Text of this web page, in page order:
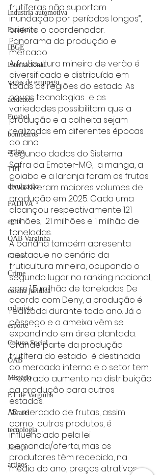
Industria automotiva
Estatística
IBGE
Internacional
vagas de emprego
acidentes
Futebol
bombeiros
artigo
TRT
divulgação
FADIVA
agro
OAB Varginha
Clima
Crime
coluna juridica
colunista
esporte
Coluna Social
OAB
Mistério
ET de Varginha
Abrasel
tecnologia
Justiça
artigos
frutíferas não suportam
inundação por períodos longos”,
orienta o coordenador.
Panorama da produção e
mercado
A fruticultura mineira de verão é
diversificada e distribuída em
todas as regiões do estado. As
novas tecnologias  e as
variedades possibilitam que a
produção e a colheita sejam
realizadas em diferentes épocas
do ano.
Segundo dados do Sistema
Safra da Emater-MG,  a manga, a
goiaba e a laranja foram as frutas
que tiveram maiores volumes de
produção em 2025. Cada uma
alcançou respectivamente 121
milhões,  21 milhões e 1 milhão de
toneladas.
A banana também apresenta
destaque no cenário da
fruticultura mineira, ocupando o
segundo lugar no ranking nacional,
com 1,5 milhão de toneladas. De
acordo com Deny, a produção é
realizada durante todo ano. Já o
pêssego e a ameixa vêm se
expandindo em área plantada.
Grande parte da produção
frutífera do estado  é destinada
ao mercado interno e o setor tem
mostrado aumento na distribuição
da produção para outros
estados.
“O  mercado de frutas, assim
como  outros produtos, é
influenciado pela lei
demanda/oferta, mas os
produtores têm recebido, na
média do ano, preços atrativos